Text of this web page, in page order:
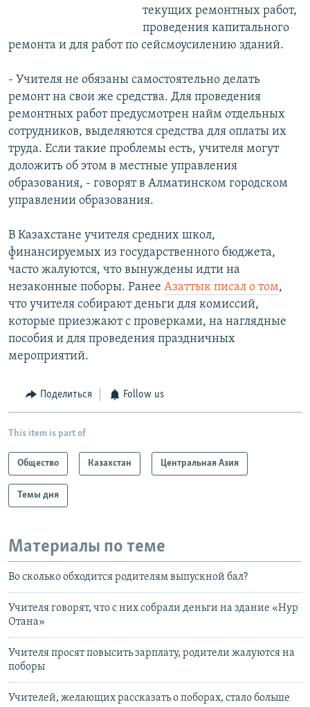
текущих ремонтных работ,
проведения капитального
ремонта и для работ по сейсмоусилению зданий.
- Учителя не обязаны самостоятельно делать
ремонт на свои же средства. Для проведения
ремонтных работ предусмотрен найм отдельных
сотрудников, выделяются средства для оплаты их
труда. Если такие проблемы есть, учителя могут
доложить об этом в местные управления
образования, - говорят в Алматинском городском
управлении образования.
В Казахстане учителя средних школ,
финансируемых из государственного бюджета,
часто жалуются, что вынуждены идти на
незаконные поборы. Ранее Азаттык писал о том,
что учителя собирают деньги для комиссий,
которые приезжают с проверками, на наглядные
пособия и для проведения праздничных
мероприятий.
Поделиться Follow us
This item is part of
Общество Казахстан Центральная Азия
Темы дня
Материалы по теме
Во сколько обходится родителям выпускной бал?
Учителя говорят, что с них собрали деньги на здание «Нур
Отана»
Учителя просят повысить зарплату, родители жалуются на
поборы
Учителей, желающих рассказать о поборах, стало больше